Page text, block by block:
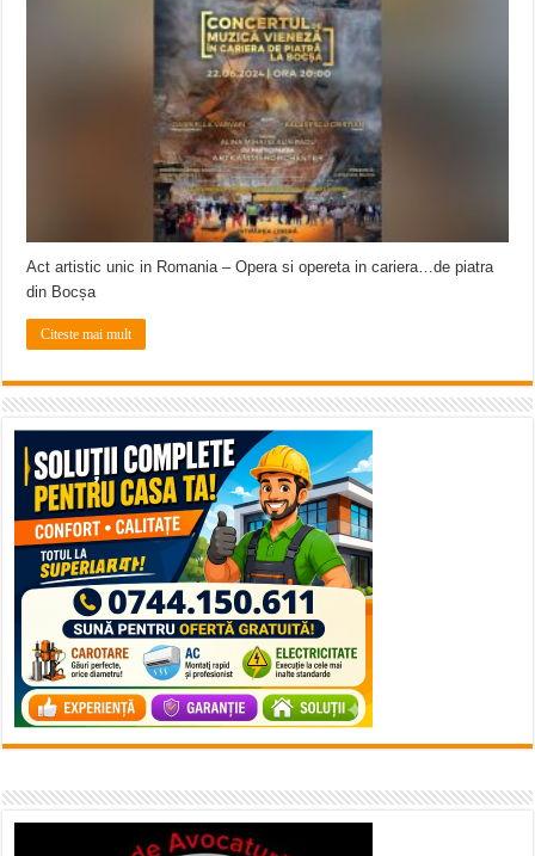
Act artistic unic in Romania – Opera si opereta in cariera…de piatra
din Bocșa
Citeste mai mult